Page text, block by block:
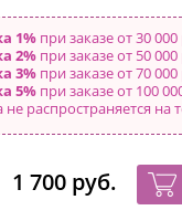
1%при заказе от 30 000
2%при заказе от 50 000
3%при заказе от 70 000
5%при заказе от 100
не распространяется на
1 700 руб.